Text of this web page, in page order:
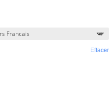
Effacer